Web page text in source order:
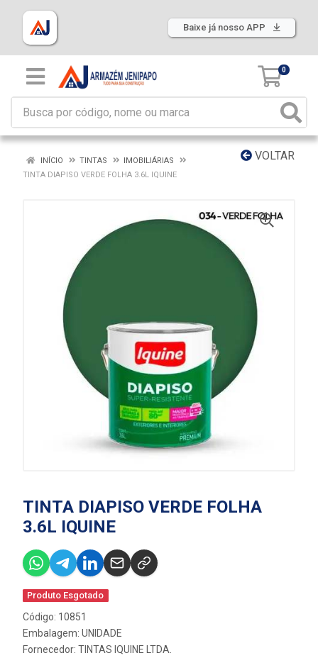
Baixe já nosso APP
0
VOLTAR
INÍCIO TINTAS
IMOBILIÁRIAS
TINTA DIAPISO VERDE FOLHA 3.6L IQUINE
TINTA DIAPISO VERDE FOLHA
3.6L IQUINE
Produto Esgotado
Código: 10851
Embalagem: UNIDADE
Fornecedor: TINTAS IQUINE LTDA.